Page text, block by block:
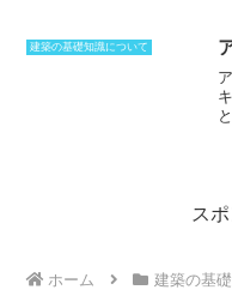
れ、フランス宮廷や貴族の
建築の基礎知識について
ス
ホーム 建築の基